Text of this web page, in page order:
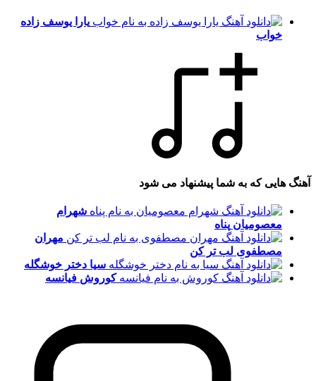
یارا یوسف زاده
خواب
آهنگ هایی که به شما پیشنهاد می شود
شهرام
معصومیان پناه
مهران
مصطفوی لب تر کن
سیا دختر خوشگله
کوروش فیانسه